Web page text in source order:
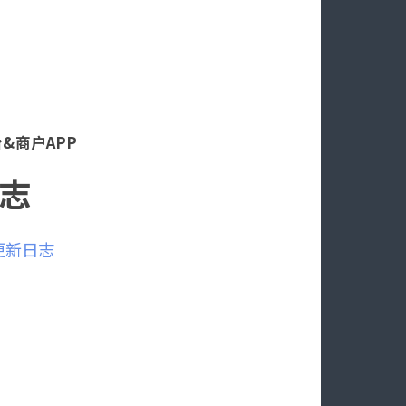
商户APP
新日志